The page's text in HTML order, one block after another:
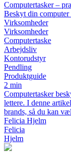
Computertasker –
Beskyt din computer
Virksomheder
Virksomheder
Computertaske
Arbejdsliv
Kontorudstyr
Pendling
Produktguide
2 min
Computertasker
lettere. I denne
brands, så du kan
Felicia Hjelm
Felicia
Hjelm